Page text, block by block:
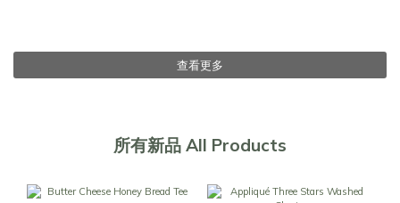
查看更多
所有新品 All Products